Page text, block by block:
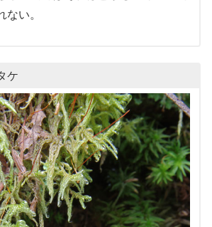
ない。
ケ